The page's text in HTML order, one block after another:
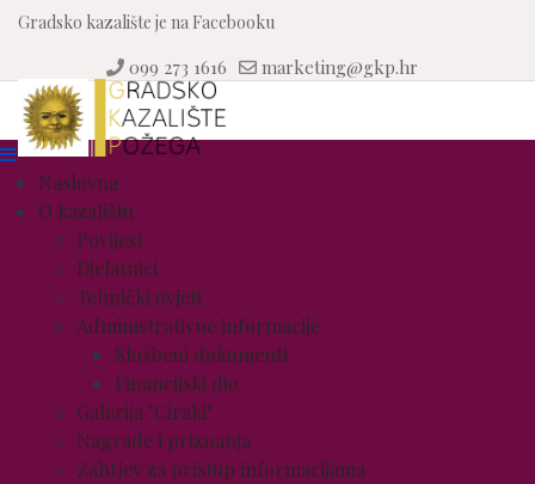
Gradsko kazalište je na Facebooku
099 273 1616 marketing@gkp.hr
Naslovna
O kazalištu
Povijest
Djelatnici
Tehnički uvjeti
Administrativne informacije
Službeni dokumenti
Financijski dio
Galerija "Ciraki"
Nagrade i priznanja
Zahtjev za pristup informacijama